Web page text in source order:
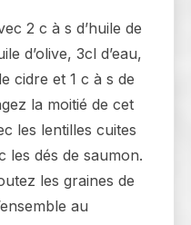
2 c à s d’huile de
d’olive, 3cl d’eau,
cidre et 1 c à s de
la moitié de cet
les lentilles cuites
les dés de saumon.
les graines de
au